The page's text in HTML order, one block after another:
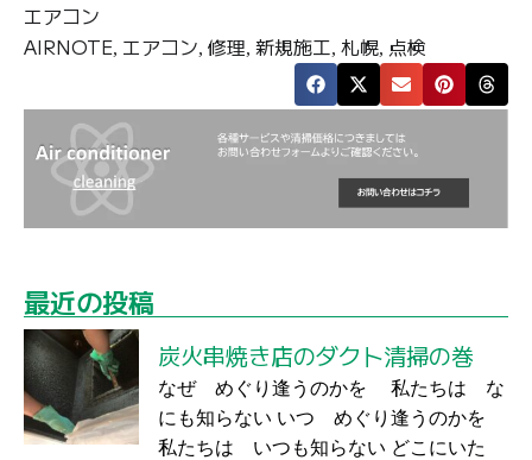
エアコン
AIRNOTE, エアコン, 修理, 新規施工, 札幌, 点検
最近の投稿
炭火串焼き店のダクト清掃の巻
なぜ めぐり逢うのかを 私たちは な
にも知らない いつ めぐり逢うのかを
私たちは いつも知らない どこにいた